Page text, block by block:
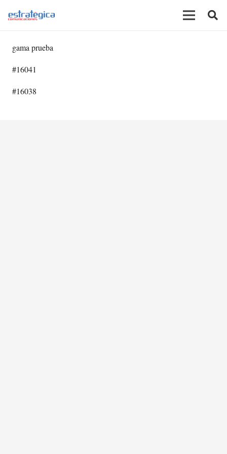
gama prueba
#16041
#16038